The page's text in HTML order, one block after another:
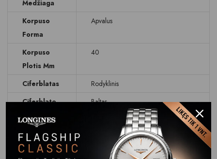
Medžiaga
Korpuso
Forma
Apvalus
Korpuso
Plotis Mm
40
Ciferblatas
Rodyklinis
Ciferblato
Spalva
Baltas
Stikliukas
Atsparumas
WR 30M (3 BAR)